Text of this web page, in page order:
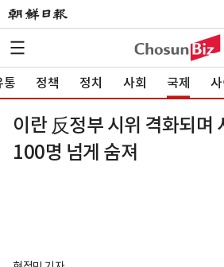
통 정책 정치 사회 국제
이란 反정부 시위 격화되
100명 넘게 숨져